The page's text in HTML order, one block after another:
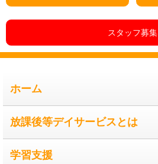
スタッフ募集
ホーム
放課後等デイサービスとは
学習支援